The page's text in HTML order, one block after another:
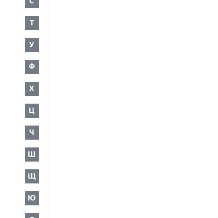
Т
У
Ф
Х
Ц
Ч
Ш
Щ
Ю